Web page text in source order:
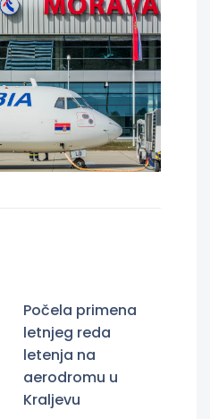
Počela primena
letnjeg reda
letenja na
aerodromu u
Kraljevu